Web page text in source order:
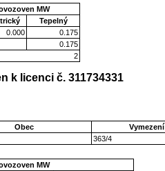
MW
Tepelný
0.000
0.175
0.175
2
k licenci č. 311734331
Obec
Vymezení
363/4
MW